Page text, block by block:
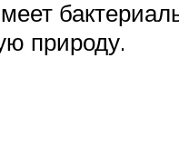
природу.